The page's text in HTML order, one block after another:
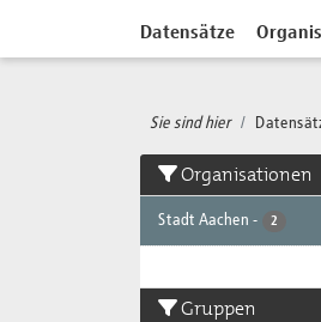
Datensätze
Sie sind hier
Organisationen
Stadt Aachen - 2
Gruppen